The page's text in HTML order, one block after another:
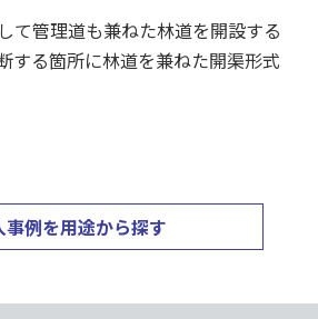
の建設技術情報システム
れている「Zスリット型堰堤工法
事例を用途から探す